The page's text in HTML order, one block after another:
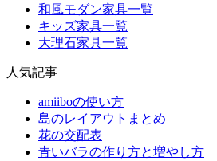
和風モダン家具一覧
キッズ家具一覧
大理石家具一覧
人気記事
amiiboの使い方
島のレイアウトまとめ
花の交配表
青いバラの作り方と増やし方